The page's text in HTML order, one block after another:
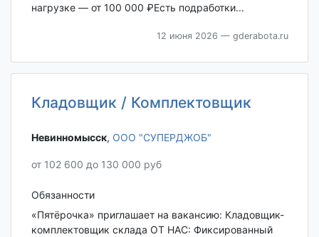
нагрузке — от 100 000 ₽Есть подработки...
12 июня 2026 — gderabota.ru
Кладовщик / Комплектовщик
Невинномысск‎, ООО "СУПЕРДЖОБ"
от 102 600 до 130 000 руб
Обязанности
«Пятёрочка» приглашает на вакансию: Кладовщик-
комплектовщик склада ОТ НАС: Фиксированный